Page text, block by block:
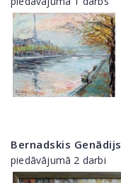
Bernadskis Genādijs
piedāvājumā 2 darbi